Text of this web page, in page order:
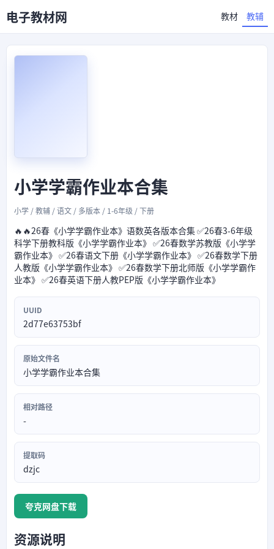
电子教材网 教材 教辅
小学学霸作业本合集
小学 / 教辅 / 语文 / 多版本 / 1-6年级 / 下册
🔥🔥26春《小学学霸作业本》语数英各版本合集 ✅26春3-6年级
科学下册教科版《小学学霸作业本》 ✅26春数学苏教版《小学学
霸作业本》 ✅26春语文下册《小学学霸作业本》 ✅26春数学下册
人教版《小学学霸作业本》 ✅26春数学下册北师版《小学学霸作
业本》 ✅26春英语下册人教PEP版《小学学霸作业本》
UUID
2d77e63753bf
原始文件名
小学学霸作业本合集
相对路径
-
提取码
dzjc
夸克网盘下载
资源说明